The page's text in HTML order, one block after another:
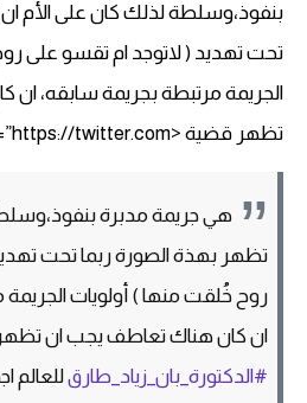
بنفوذ،وسلطة لذلك كان على الأم
تحت تهديد ( لاتوجد ام تقسو على
الجريمة مرتبطة بجريمة سابقه،
تظهر قضية <a href=”https://twitter.com/ >
هي جريمة مدبرة
تظهر بهذة الصورة ربما تحت
روح خُلقت منها ) أولويات
ان كان هناك تعاطف يجب ان
#الدكتورة_بان_زياد_طارقللعالم